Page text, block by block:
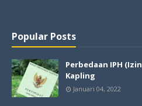
Popular Posts
Perbedaan IPH
Kapling
Januari 04, 2022